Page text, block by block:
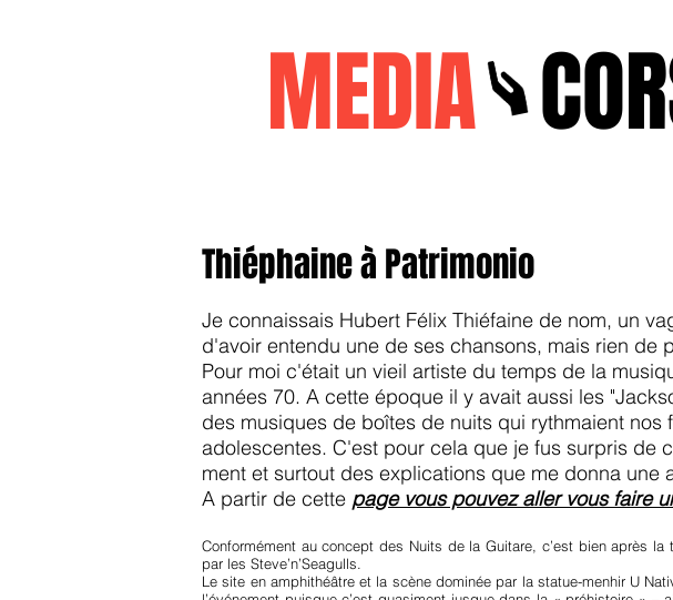
MEDIA
Thiéphaine à Patrimonio
Je connaissais Hubert Félix Thiéfaine de nom, un
d'avoir entendu une de ses chansons, mais rien de
Pour moi c'était un vieil artiste du temps de la
années 70. A cette époque il y avait aussi les
des musiques de boîtes de nuits qui rythmaient nos
adolescentes. C'est pour cela que je fus surpris de
ment et surtout des explications que me donna une
A partir de cette page vous pouvez aller vous faire
Conformément au concept des Nuits de la Guitare, c’est bien après
par les Steve’n’Seagulls.
Le site en amphithéâtre et la scène dominée par la statue-menhir U